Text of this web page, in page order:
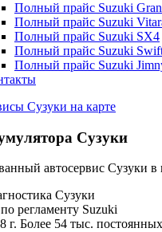
Полный прайс Suzuki
Полный прайс Suzuki
Полный прайс Suzuki SX4
Полный прайс Suzuki
Полный прайс Suzuki
Сузуки на карте
Сузуки
автосервис Сузуки
Сузуки
регламенту Suzuki
г. Более 54 тыс.